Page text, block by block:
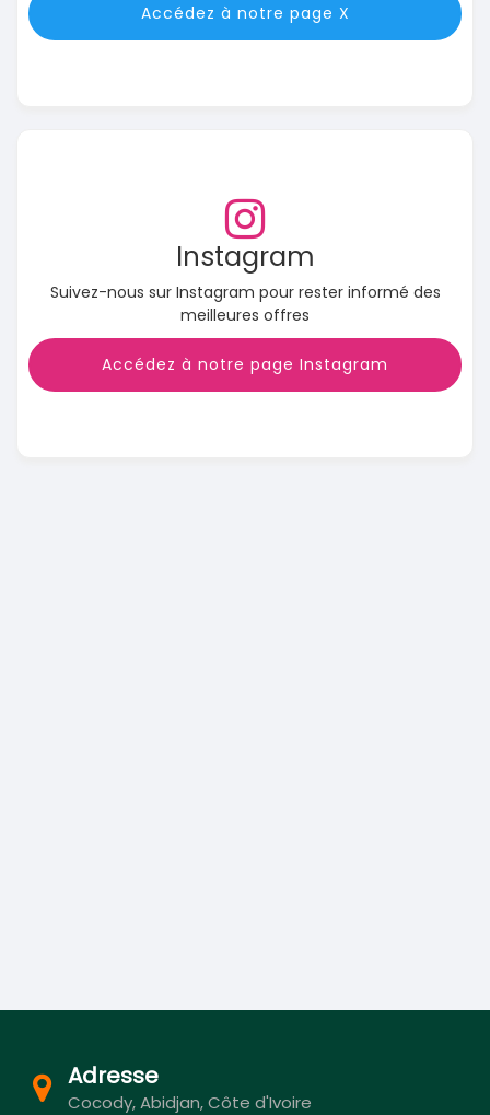
Accédez à notre page X
Instagram
Suivez-nous sur Instagram pour rester informé des
meilleures offres
Accédez à notre page Instagram
Adresse
Cocody, Abidjan, Côte d'Ivoire